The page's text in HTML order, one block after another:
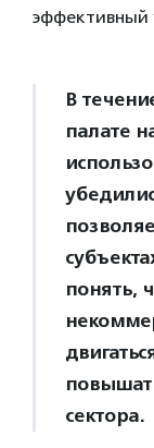
эффективный
В
палате
понять,
сектора.